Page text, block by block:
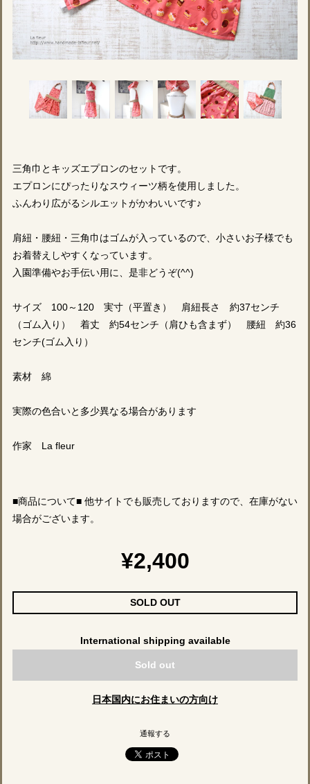
三角巾とキッズエプロンのセットです。
エプロンにぴったりなスウィーツ柄を使用しました。
ふんわり広がるシルエットがかわいいです♪
肩紐・腰紐・三角巾はゴムが入っているので、小さいお子様でも
お着替えしやすくなっています。
入園準備やお手伝い用に、是非どうぞ(^^)
サイズ 100～120 実寸（平置き） 肩紐長さ 約37センチ
（ゴム入り） 着丈 約54センチ（肩ひも含まず） 腰紐 約36
センチ(ゴム入り）
素材 綿
実際の色合いと多少異なる場合があります
作家 La fleur
■商品について■ 他サイトでも販売しておりますので、在庫がない
場合がございます。
¥2,400
SOLD OUT
International shipping available
Sold out
日本国内にお住まいの方向け
通報する